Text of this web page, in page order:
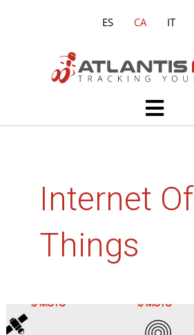
ES CA IT
Main
Menu
Internet Of
Things
hi